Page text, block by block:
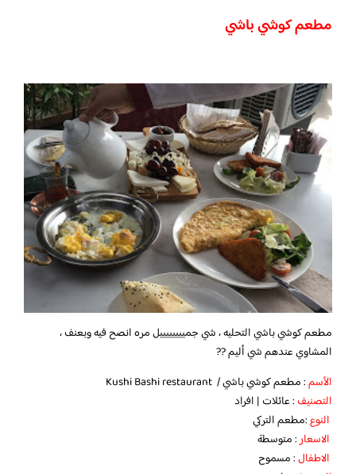
مطعم كوشي باشي
مطعم كوشي باشي التحليه ، شي جمييييييييل مره انصح فيه وبعنف ،
المشاوي عندهم شي أليم ??
الأسم: مطعم كوشي باشي / Kushi Bashi restaurant
التصنيف: عائلات | افراد
النوع:مطعم التركي
الاسعار: متوسطة
الاطفال: مسموح